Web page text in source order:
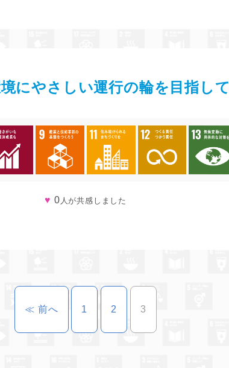
にやさしい運行の輪を目指して
♥ 0 人が共感しました
≪ 前のページ
へ 1 ページへ
2 ページへ
3